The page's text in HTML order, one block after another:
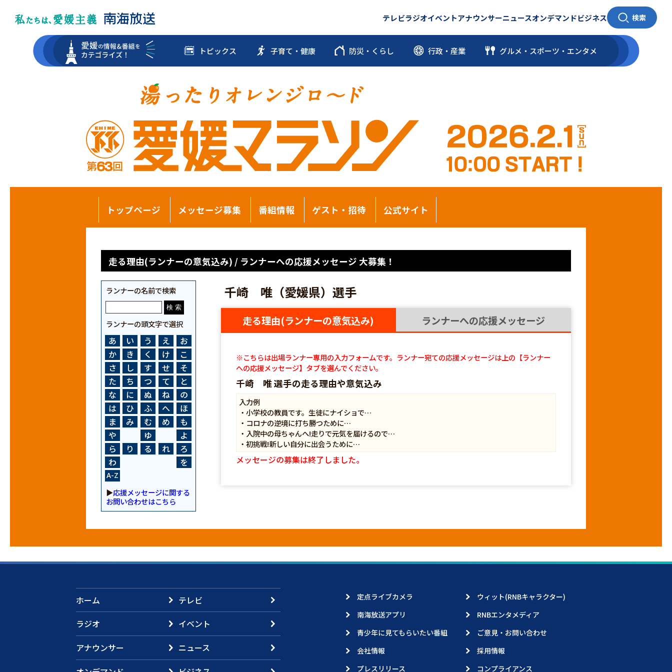
テレビラジオイベントアナウンサーニュースオンデマンドビジネス 検索
トピックス 子育て・健康 防災・くらし 行政・産業 グルメ・スポーツ ・ エンタメ
トップページ メッセージ募集 番組情報 ゲスト・招待 公式サイト
走る理由(ランナーの意気込み) / ランナーへの応援メッセージ 大募集！
ランナーの名前で検索
ランナーの頭文字で選択
あ い う え
お
か
き く け
こ
さ
し す せ
そ
た
ち つ て
と
な
に ぬ ね
の
は
ひ ふ へ
ほ
ま
み む め
も
や
ゆ
よ
ら
り る れ
ろ
わ
を
A-Z
▶応援メッセージに関する
お問い合わせはこちら
千崎 唯（愛媛県）選手
走る理由(ランナーの意気込み) ランナーへの応援メッセージ
※こちらは出場ランナー専用の入力フォームです。ランナー宛ての応援メッセージは上の【ランナー
への応援メッセージ】タブを選んでください。
千崎 唯 選手の走る理由や意気込み
入力例
・小学校の教員です。生徒にナイショで…
・コロナの逆境に打ち勝つために…
・入院中の母ちゃんへ!走りで元気を届けるので…
・初挑戦!新しい自分に出会うために…
メッセージの募集は終了しました。
ホーム
テレビ
ラジオ
イベント
アナウンサー
ニュース
定点ライブカメラ
ウィット(RNBキャラクター)
南海放送アプリ
RNBエンタメディア
青少年に見てもらいたい番組
ご意見・お問い合わせ
会社情報
採用情報
プレスリリース
コンプライアンス